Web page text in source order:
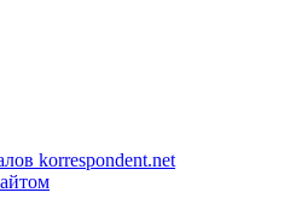
korrespondent.net